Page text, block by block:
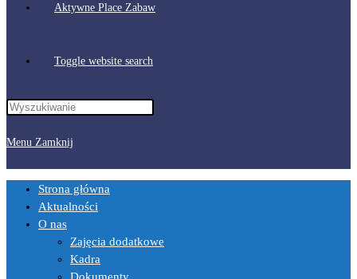
Aktywne Place Zabaw
Toggle website search
Menu Zamknij
Strona główna
Aktualności
O nas
Zajęcia dodatkowe
Kadra